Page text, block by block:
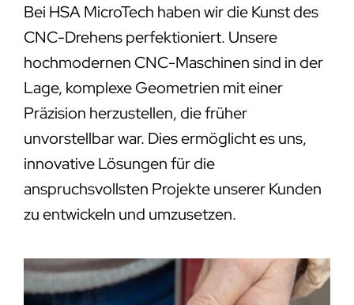
Bei HSA MicroTech haben wir die Kunst des
CNC-Drehens perfektioniert. Unsere
hochmodernen CNC-Maschinen sind in der
Lage, komplexe Geometrien mit einer
Präzision herzustellen, die früher
unvorstellbar war. Dies ermöglicht es uns,
innovative Lösungen für die
anspruchsvollsten Projekte unserer Kunden
zu entwickeln und umzusetzen.